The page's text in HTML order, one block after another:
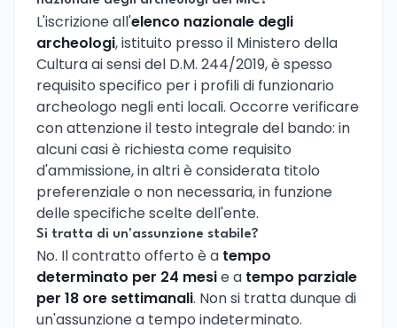
L'iscrizione all'elenco nazionale degli
archeologi, istituito presso il Ministero della
Cultura ai sensi del D.M. 244/2019, è spesso
requisito specifico per i profili di funzionario
archeologo negli enti locali. Occorre verificare
con attenzione il testo integrale del bando: in
alcuni casi è richiesta come requisito
d'ammissione, in altri è considerata titolo
preferenziale o non necessaria, in funzione
delle specifiche scelte dell'ente.
Si tratta di un'assunzione stabile?
No. Il contratto offerto è a tempo
determinato per 24 mesie a tempo parziale
per 18 ore settimanali. Non si tratta dunque di
un'assunzione a tempo indeterminato.